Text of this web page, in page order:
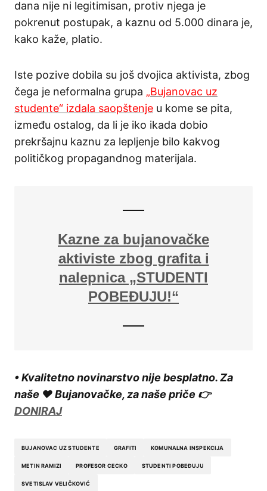
dana nije ni legitimisan, protiv njega je
pokrenut postupak, a kaznu od 5.000 dinara je,
kako kaže, platio.
Iste pozive dobila su još dvojica aktivista, zbog
čega je neformalna grupa „Bujanovac uz
studente“ izdala saopštenje u kome se pita,
između ostalog, da li je iko ikada dobio
prekršajnu kaznu za lepljenje bilo kakvog
političkog propagandnog materijala.
Kazne za bujanovačke
aktiviste zbog grafita i
nalepnica „STUDENTI
POBEĐUJU!“
• Kvalitetno novinarstvo nije besplatno. Za
naše ❤️ Bujanovačke, za naše priče 👉
DONIRAJ
BUJANOVAC UZ STUDENTE GRAFITI KOMUNALNA INSPEKCIJA
METIN RAMIZI PROFESOR CECKO STUDENTI POBEĐUJU
SVETISLAV VELIČKOVIĆ